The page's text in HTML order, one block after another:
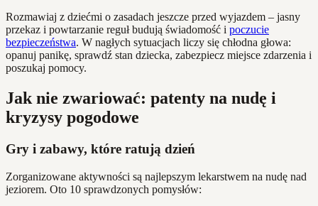
Rozmawiaj z dziećmi o zasadach jeszcze przed wyjazdem – jasny
przekaz i powtarzanie reguł budują świadomość i poczucie
bezpieczeństwa. W nagłych sytuacjach liczy się chłodna głowa:
opanuj panikę, sprawdź stan dziecka, zabezpiecz miejsce zdarzenia i
poszukaj pomocy.
Jak nie zwariować: patenty na nudę i
kryzysy pogodowe
Gry i zabawy, które ratują dzień
Zorganizowane aktywności są najlepszym lekarstwem na nudę nad
jeziorem. Oto 10 sprawdzonych pomysłów: